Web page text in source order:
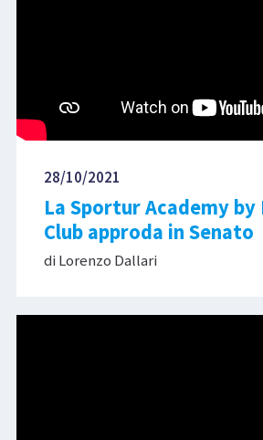
28/10/2021
La Sportur Academy by
Club approda in Senato
di Lorenzo Dallari